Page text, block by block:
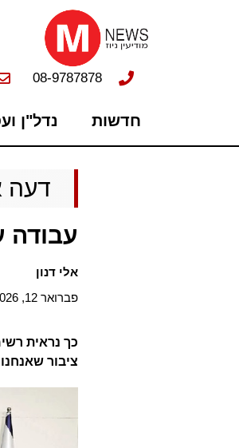
08-9787878
חדשות נדל"ן
דעה
עבודה
אלי דנון
פברואר 12, 2026
כך נראית
ציבור